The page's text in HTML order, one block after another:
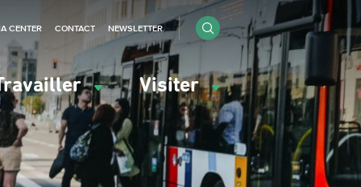
Visiter
CENTER CONTACT NEWSLETTER